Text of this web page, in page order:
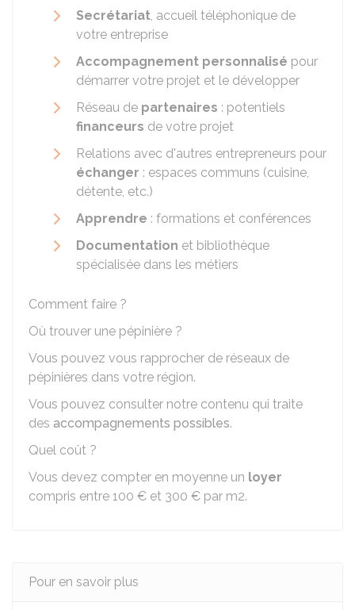
Secrétariat, accueil téléphonique de
votre entreprise
Accompagnement personnalisé pour
démarrer votre projet et le développer
Réseau de partenaires : potentiels
financeurs de votre projet
Relations avec d'autres entrepreneurs pour
échanger : espaces communs (cuisine,
détente, etc.)
Apprendre : formations et conférences
Documentation et bibliothèque
spécialisée dans les métiers
Comment faire ?
Où trouver une pépinière ?
Vous pouvez vous rapprocher de réseaux de
pépinières dans votre région.
Vous pouvez consulter notre contenu qui traite
des accompagnements possibles.
Quel coût ?
Vous devez compter en moyenne un loyer
compris entre 100 € et 300 € par m2.
Pour en savoir plus